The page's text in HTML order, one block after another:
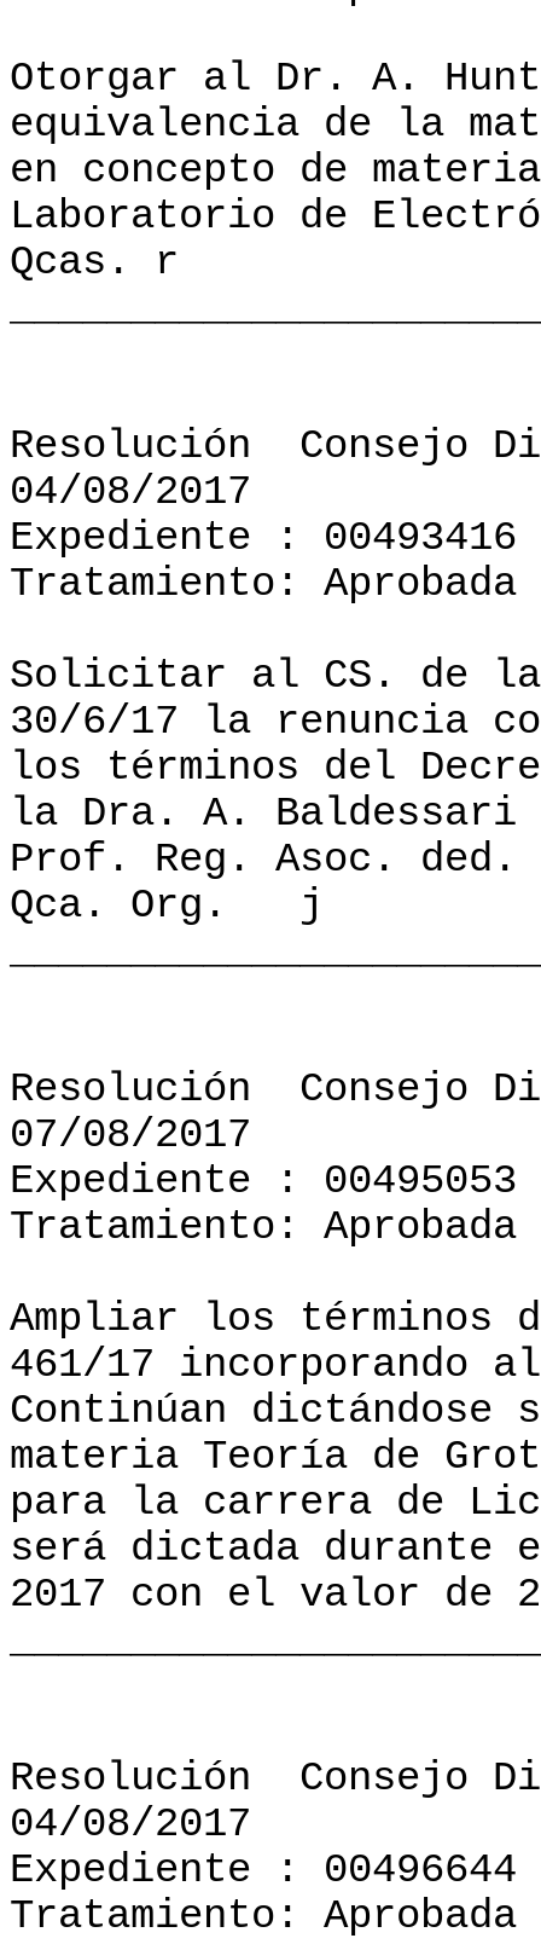
Otorgar al Dr. A.
equivalencia de la
en concepto de
Laboratorio de
Qcas. r
Resolución
Consejo
04/08/2017
Expediente : 00493416
Tratamiento: Aprobada
Solicitar al CS. de la
30/6/17 la renuncia
los términos del
la Dra. A. Baldessari
Prof. Reg. Asoc.
Qca. Org.
j
Resolución
Consejo
07/08/2017
Expediente : 00495053
Tratamiento: Aprobada
Ampliar los términos
461/17 incorporando
Continúan
materia Teoría de
para la carrera de
será dictada
2017 con el valor de
Resolución
Consejo
04/08/2017
Expediente : 00496644
Tratamiento: Aprobada